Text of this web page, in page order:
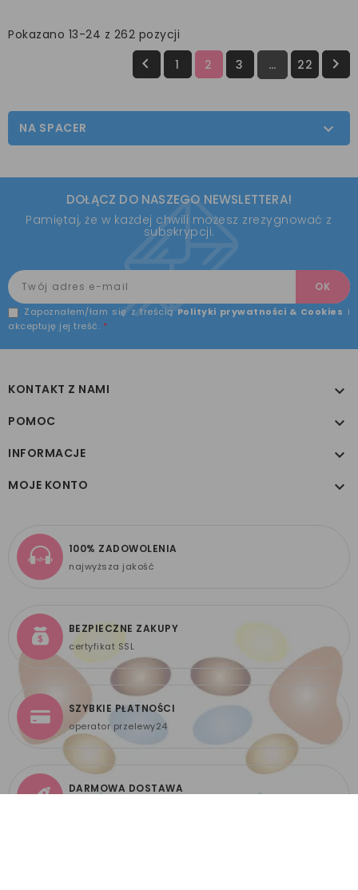
Pokazano 13-24 z 262 pozycji
 1 2 3 … 22 
NA SPACER 
DOŁĄCZ DO NASZEGO NEWSLETTERA!
Pamiętaj, że w każdej chwili możesz zrezygnować z
subskrypcji.
Zapoznałem/łam się z treścią Polityki prywatności & Cookies i
akceptuję jej treść. *
KONTAKT Z NAMI 
POMOC 
INFORMACJE 
MOJE KONTO 
100% ZADOWOLENIA
najwyższa jakość
BEZPIECZNE ZAKUPY
certyfikat SSL
SZYBKIE PŁATNOŚCI
operator przelewy24
DARMOWA DOSTAWA